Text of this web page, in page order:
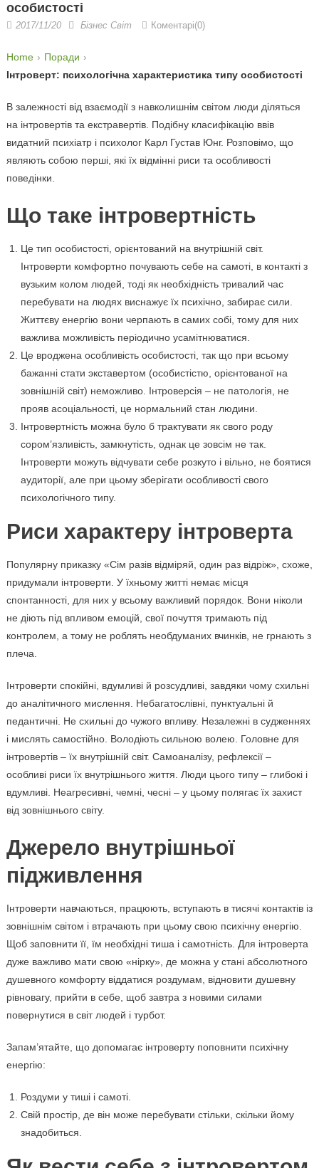
особистості
2017/11/20 Бізнес Світ Коментарі(0)
Home
Поради
Інтроверт: психологічна характеристика типу особистості
В залежності від взаємодії з навколишнім світом люди діляться
на інтровертів та екстравертів. Подібну класифікацію ввів
видатний психіатр і психолог Карл Густав Юнг. Розповімо, що
являють собою перші, які їх відмінні риси та особливості
поведінки.
Що таке інтровертність
Це тип особистості, орієнтований на внутрішній світ.
Інтроверти комфортно почувають себе на самоті, в контакті з
вузьким колом людей, тоді як необхідність тривалий час
перебувати на людях виснажує їх психічно, забирає сили.
Життєву енергію вони черпають в самих собі, тому для них
важлива можливість періодично усамітнюватися.
Це вроджена особливість особистості, так що при всьому
бажанні стати экставертом (особистістю, орієнтованої на
зовнішній світ) неможливо. Інтроверсія – не патологія, не
прояв асоціальності, це нормальний стан людини.
Інтровертність можна було б трактувати як свого роду
сором’язливість, замкнутість, однак це зовсім не так.
Інтроверти можуть відчувати себе розкуто і вільно, не боятися
аудиторії, але при цьому зберігати особливості свого
психологічного типу.
Риси характеру інтроверта
Популярну приказку «Сім разів відміряй, один раз відріж», схоже,
придумали інтроверти. У їхньому житті немає місця
спонтанності, для них у всьому важливий порядок. Вони ніколи
не діють під впливом емоцій, свої почуття тримають під
контролем, а тому не роблять необдуманих вчинків, не грнають з
плеча.
Інтроверти спокійні, вдумливі й розсудливі, завдяки чому схильні
до аналітичного мислення. Небагатослівні, пунктуальні й
педантичні. Не схильні до чужого впливу. Незалежні в судженнях
і мислять самостійно. Володіють сильною волею. Головне для
інтровертів – їх внутрішній світ. Самоаналізу, рефлексії –
особливі риси їх внутрішнього життя. Люди цього типу – глибокі і
вдумливі. Неагресивні, чемні, чесні – у цьому полягає їх захист
від зовнішнього світу.
Джерело внутрішньої
підживлення
Інтроверти навчаються, працюють, вступають в тисячі контактів із
зовнішнім світом і втрачають при цьому свою психічну енергію.
Щоб заповнити її, їм необхідні тиша і самотність. Для інтроверта
дуже важливо мати свою «нірку», де можна у стані абсолютного
душевного комфорту віддатися роздумам, відновити душевну
рівновагу, прийти в себе, щоб завтра з новими силами
повернутися в світ людей і турбот.
Запам’ятайте, що допомагає інтроверту поповнити психічну
енергію:
Роздуми у тиші і самоті.
Свій простір, де він може перебувати стільки, скільки йому
знадобиться.